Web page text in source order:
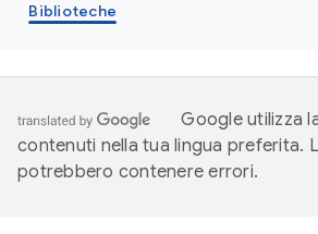
Biblioteche
Google utilizza
contenuti nella tua lingua preferita.
potrebbero contenere errori.